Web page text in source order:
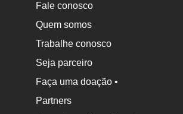
Fale conosco
Quem somos
Trabalhe conosco
Seja parceiro
Faça uma doação •
Partners